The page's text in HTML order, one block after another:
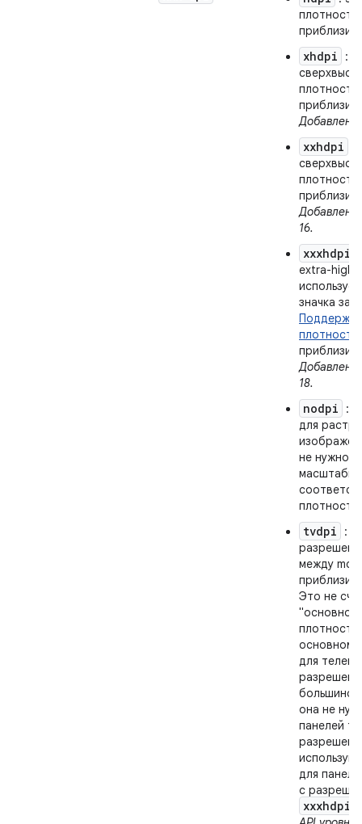
плотности;
xhdpi
:
Добавлено
xxhdpi
плотности;
Добавлено
16.
xxxhdpi
extra-high-
значка
плотности
Добавлено
18.
nodpi
:
для
не нужно
tvdpi
:
между
Это не
основном
для
она не
панелей
для
с
xxxhdpi